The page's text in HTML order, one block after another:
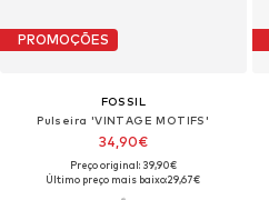
PROMOÇÕES
FOSSIL
Pulseira 'VINTAGE MOTIFS'
34,90€
Preço original: 39,90€
Último preço mais baixo:29,67€